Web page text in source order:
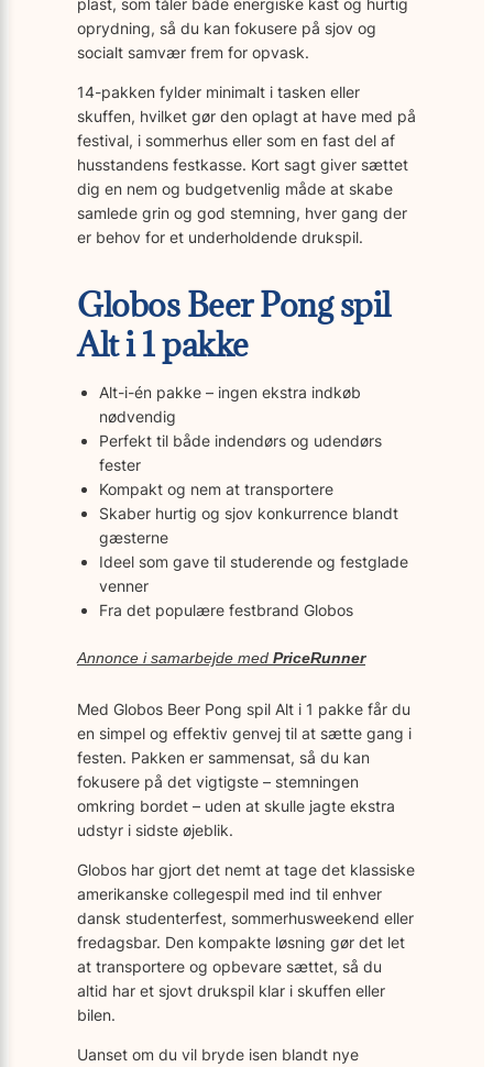
oprydning, så du kan fokusere på sjov og
socialt samvær frem for opvask.
14-pakken fylder minimalt i tasken eller
skuffen, hvilket gør den oplagt at have med på
festival, i sommerhus eller som en fast del af
husstandens festkasse. Kort sagt giver sættet
dig en nem og budgetvenlig måde at skabe
samlede grin og god stemning, hver gang der
er behov for et underholdende drukspil.
Globos Beer Pong spil
Alt i 1 pakke
Alt-i-én pakke – ingen ekstra indkøb
nødvendig
Perfekt til både indendørs og udendørs
fester
Kompakt og nem at transportere
Skaber hurtig og sjov konkurrence blandt
gæsterne
Ideel som gave til studerende og festglade
venner
Fra det populære festbrand Globos
Annonce i samarbejde med PriceRunner
Med Globos Beer Pong spil Alt i 1 pakke får du
en simpel og effektiv genvej til at sætte gang i
festen. Pakken er sammensat, så du kan
fokusere på det vigtigste – stemningen
omkring bordet – uden at skulle jagte ekstra
udstyr i sidste øjeblik.
Globos har gjort det nemt at tage det klassiske
amerikanske collegespil med ind til enhver
dansk studenterfest, sommerhus­weekend eller
fredagsbar. Den kompakte løsning gør det let
at transportere og opbevare sættet, så du
altid har et sjovt drukspil klar i skuffen eller
bilen.
Uanset om du vil bryde isen blandt nye